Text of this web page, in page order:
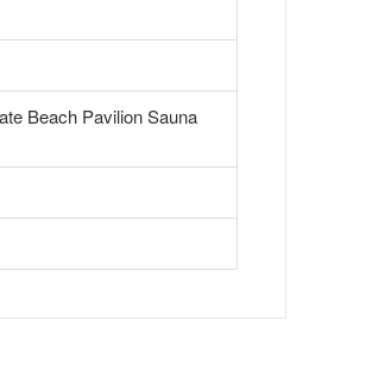
Beach Pavilion Sauna